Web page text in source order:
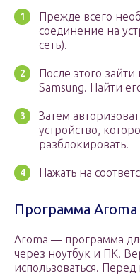
Прежде всего
соединение на
сеть).
После этого
Samsung. Найти
Затем
устройство,
разблокировать.
Нажать на
Программа Aroma
Aroma — программа
через ноутбук и ПК.
использоваться.